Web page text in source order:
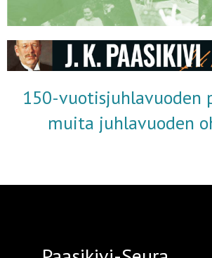
150-vuotisjuhlavuoden
muita juhlavuoden